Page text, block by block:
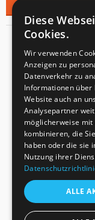
beim
Diese
Cookies.
Wir verwenden
Anzeigen zu
Datenverkehr zu
Informationen über
Website auch an
Analysepartner
möglicherweise
kombinieren, die
haben oder die sie
Nutzung ihrer
ALLE